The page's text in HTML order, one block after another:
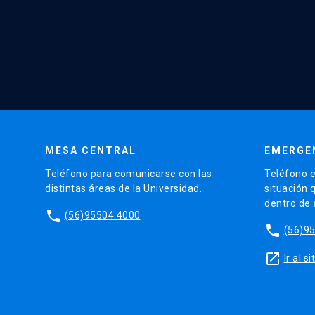
MESA CENTRAL
Teléfono para comunicarse con las
distintas áreas de la Universidad.
phone (56)95504 4000
Teléfono
situación
dentro de
phone
launch Ir al